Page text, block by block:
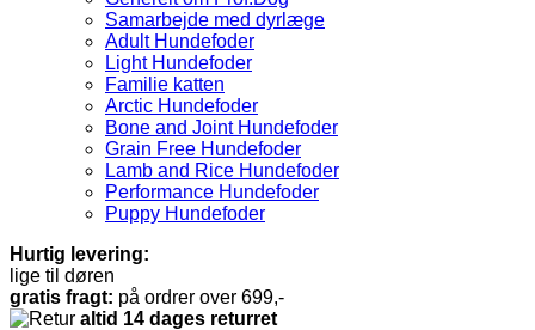
Samarbejde med dyrlæge
Adult Hundefoder
Light Hundefoder
Familie katten
Arctic Hundefoder
Bone and Joint Hundefoder
Grain Free Hundefoder
Lamb and Rice Hundefoder
Performance Hundefoder
Puppy Hundefoder
Hurtig levering:
lige til døren
gratis fragt: på ordrer over 699,-
altid 14 dages returret